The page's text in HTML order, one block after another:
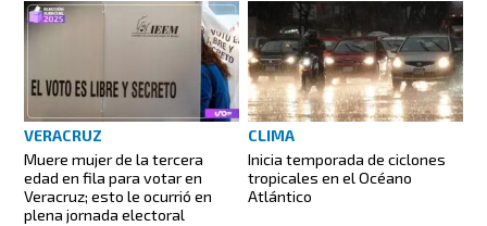
VERACRUZ
Muere mujer de la tercera
edad en fila para votar en
Veracruz; esto le ocurrió en
plena jornada electoral
CLIMA
Inicia temporada de ciclones
tropicales en el Océano
Atlántico